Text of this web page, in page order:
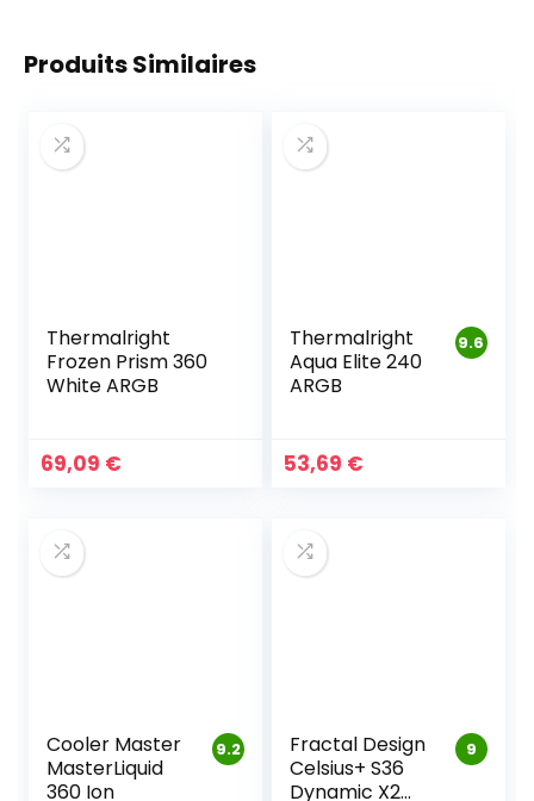
Produits Similaires
Thermalright
Frozen Prism 360
White ARGB
69,09 €
9.6
Thermalright
Aqua Elite 240
ARGB
53,69 €
9.2
Cooler Master
MasterLiquid
360 Ion
9
Fractal Design
Celsius+ S36
Dynamic X2